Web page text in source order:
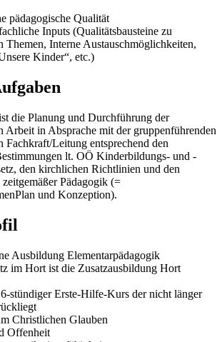
pädagogische Qualität
Inputs (Qualitätsbausteine zu
Themen, Interne Austauschmöglichkeiten,
Kinder“, etc.)
die Planung und Durchführung der
Arbeit in Absprache mit der gruppenführenden
Fachkraft/Leitung entsprechend den
lt. OÖ Kinderbildungs- und -
den kirchlichen Richtlinien und den
Pädagogik (=
und Konzeption).
Ausbildung Elementarpädagogik
im Hort ist die Zusatzausbildung Hort
stündiger Erste-Hilfe-Kurs der nicht länger
Christlichen Glauben
Offenheit